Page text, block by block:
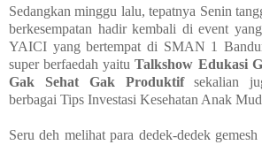
Sedangkan minggu lalu, tepatnya Senin
berkesempatan hadir kembali di event
YAICI yang bertempat di SMAN 1
super berfaedah yaituTalkshow Edukasi
Gak Sehat Gak Produktifsekalian
berbagai Tips Investasi Kesehatan Anak
Seru deh melihat para dedek-dedek